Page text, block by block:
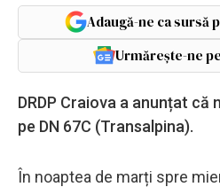
Adaugă-ne ca sursă
Urmărește-ne
DRDP Craiova a anunțat
pe DN 67C (Transalpina).
În noaptea de marți spre